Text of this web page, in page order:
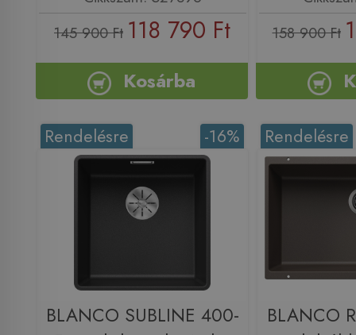
145 900 Ft 118 790 Ft
Kosárba
158 900 Ft
-16%
Rendelésre
BLANCO SUBLINE 400-
Rendelésre
BLANCO